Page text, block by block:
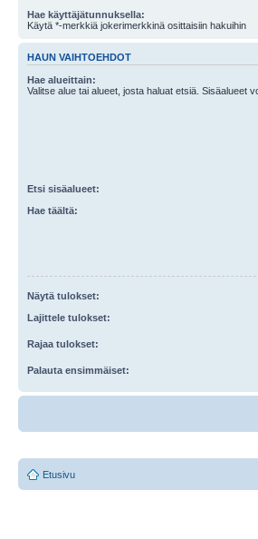
Hae käyttäjätunnuksella:
Käytä *-merkkiä jokerimerkkinä osittaisiin hakuihin
HAUN VAIHTOEHDOT
Hae alueittain:
Valitse alue tai alueet, josta haluat etsiä. Sisäalueet
Etsi sisäalueet:
Hae täältä:
Näytä tulokset:
Lajittele tulokset:
Rajaa tulokset:
Palauta ensimmäiset:
Etusivu